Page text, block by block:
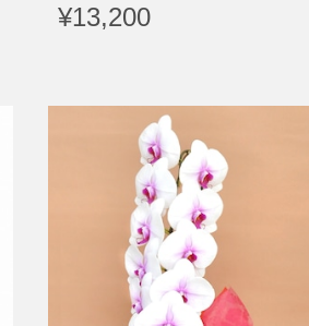
¥13,200